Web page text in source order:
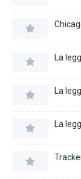
La
La
La